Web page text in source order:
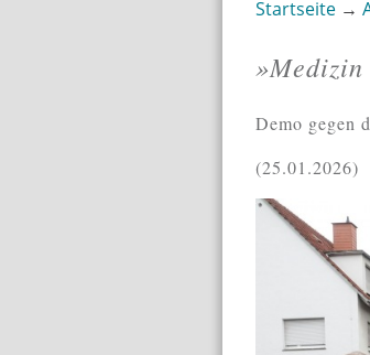
Startseite→
»Medizin
Demo gegen
25.01.2026